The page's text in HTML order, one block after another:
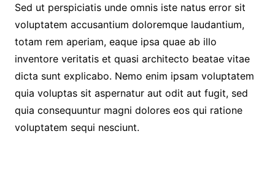
Sed ut perspiciatis unde omnis iste natus error sit
voluptatem accusantium doloremque laudantium,
totam rem aperiam, eaque ipsa quae ab illo
inventore veritatis et quasi architecto beatae vitae
dicta sunt explicabo. Nemo enim ipsam voluptatem
quia voluptas sit aspernatur aut odit aut fugit, sed
quia consequuntur magni dolores eos qui ratione
voluptatem sequi nesciunt.